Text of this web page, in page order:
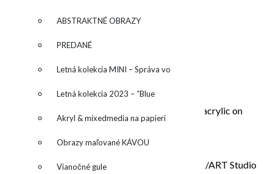
▼ ABSTRAKTNÉ OBRAZY
PREDANÉ
Letná kolekcia MINI – Správa vo
fľaši
Letná kolekcia 2023 – “Blue
SUN” – “Modré slnko”
Akryl & mixedmedia na papieri
Obrazy maľované KÁVOU
Vianočné gule
BEAUTIFUL I“
by
„SO FAST AND BEAUTIFUL I“, akryl na plátne /acrylic on
canvas/ 50×50 cm
Obraz sa predáva nezarámovaný.
V prípade osobného odberu v ateliéri Bratislava /ART Studio